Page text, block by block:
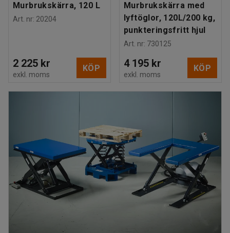
Murbrukskärra, 120 L
Art. nr: 20204
2 225 kr
exkl. moms
KÖP
Murbrukskärra med
lyftöglor, 120L/200 kg,
punkteringsfritt hjul
Art. nr: 730125
4 195 kr
exkl. moms
KÖP